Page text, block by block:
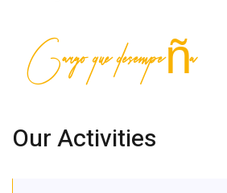
Cargo que desempeña
Our Activities